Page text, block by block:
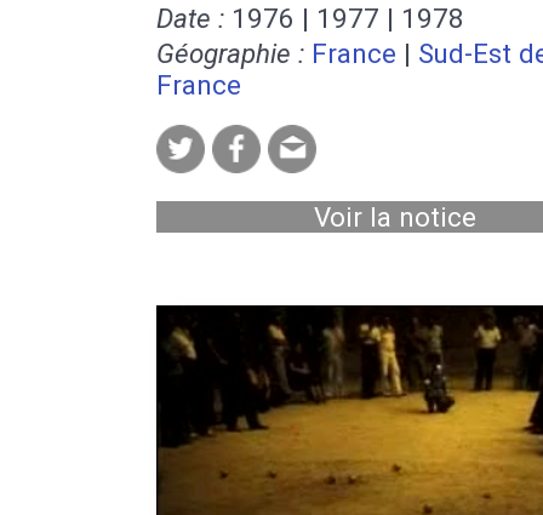
Date : 1976 | 1977 | 1978
Géographie : France | Sud-Est
France
Voir la notice